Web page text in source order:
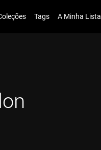
Tags A Minha Lista